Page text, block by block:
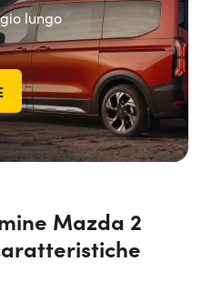
lungo
Mazda 2